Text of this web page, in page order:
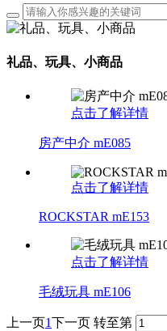
礼品、玩具、小商品
点击了解详情
房产中介 mE085
点击了解详情
ROCKSTAR mE153
点击了解详情
毛绒玩具 mE106
上一页1下一页 转至第